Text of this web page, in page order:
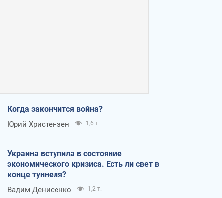
Когда закончится война?
Юрий Христензен 1,6 т.
Украина вступила в состояние
экономического кризиса. Есть ли свет в
конце туннеля?
Вадим Денисенко 1,2 т.